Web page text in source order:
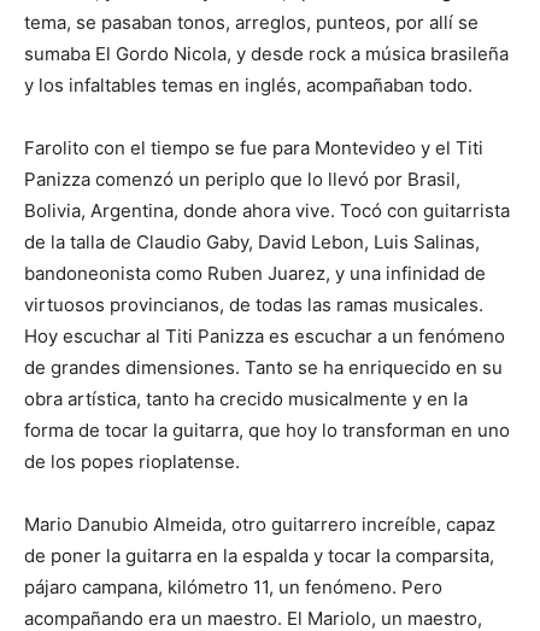
tema, se pasaban tonos, arreglos, punteos, por allí se
sumaba El Gordo Nicola, y desde rock a música brasileña
y los infaltables temas en inglés, acompañaban todo.
Farolito con el tiempo se fue para Montevideo y el Titi
Panizza comenzó un periplo que lo llevó por Brasil,
Bolivia, Argentina, donde ahora vive. Tocó con guitarrista
de la talla de Claudio Gaby, David Lebon, Luis Salinas,
bandoneonista como Ruben Juarez, y una infinidad de
virtuosos provincianos, de todas las ramas musicales.
Hoy escuchar al Titi Panizza es escuchar a un fenómeno
de grandes dimensiones. Tanto se ha enriquecido en su
obra artística, tanto ha crecido musicalmente y en la
forma de tocar la guitarra, que hoy lo transforman en uno
de los popes rioplatense.
Mario Danubio Almeida, otro guitarrero increíble, capaz
de poner la guitarra en la espalda y tocar la comparsita,
pájaro campana, kilómetro 11, un fenómeno. Pero
acompañando era un maestro. El Mariolo, un maestro,